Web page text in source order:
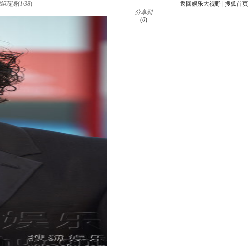
返回娱乐大视野 搜狐首页
现身(1/38)
分享到
(0)